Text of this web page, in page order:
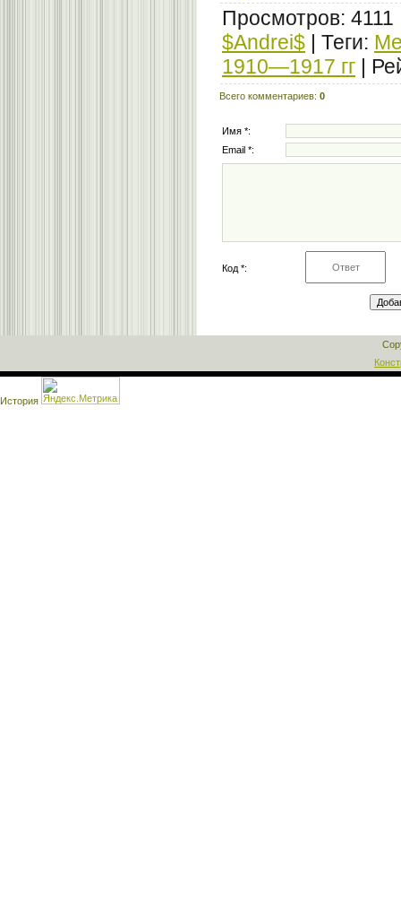
Просмотров:
$Andrei$ | Теги:
1910—1917 гг |
Всего комментариев: 0
Имя *:
Email *:
Код *:
История